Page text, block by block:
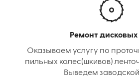
Ремонт дисковых
Оказываем услугу по
пильных колес(шкивов)
Выведем